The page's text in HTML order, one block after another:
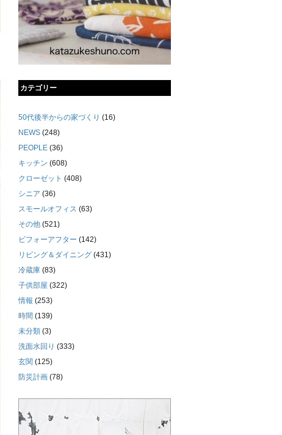
カテゴリー
50代後半からの家づくり (16)
NEWS (248)
PEOPLE (36)
キッチン (608)
クローゼット (408)
シニア (36)
スモールオフィス (63)
その他 (521)
ビフォーアフター (142)
リビング＆ダイニング (431)
冷蔵庫 (83)
子供部屋 (322)
情報 (253)
時間 (139)
未分類 (3)
洗面水回り (333)
玄関 (125)
防災計画 (78)